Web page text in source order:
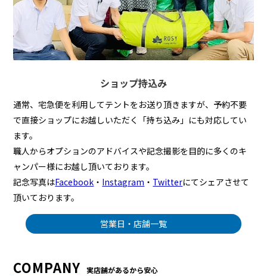
ショップ持込み
通常、宅急便を利用してテントをお送り頂きますが、予約不要
で直接ショップにお越しいただく「持ち込み」にも対応してい
ます。
職人からオプションのアドバイスや記念撮影を目的に多くのキ
ャンパー様にお越し頂いております。
記念写真はFacebook ・ Instagram ・ Twitterにてシェアさせて
頂いております。
営業日・店舗一覧
COMPANY 実店舗があるから安心